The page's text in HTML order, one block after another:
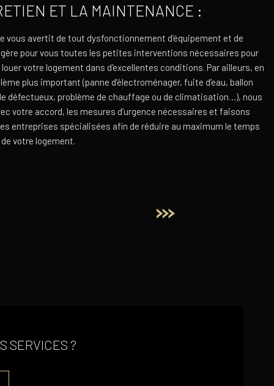
ET LA MAINTENANCE :
vous avertit de tout dysfonctionnement d’équipement et de
pour vous toutes les petites interventions nécessaires pour
votre logement dans d'excellentes conditions. Par ailleurs, en
plus important (panne d’électroménager, fuite d’eau, ballon
défectueux, problème de chauffage ou de climatisation…), nous
votre accord, les mesures d’urgence nécessaires et faisons
entreprises spécialisées afin de réduire au maximum le temps
votre logement.
SERVICES ?